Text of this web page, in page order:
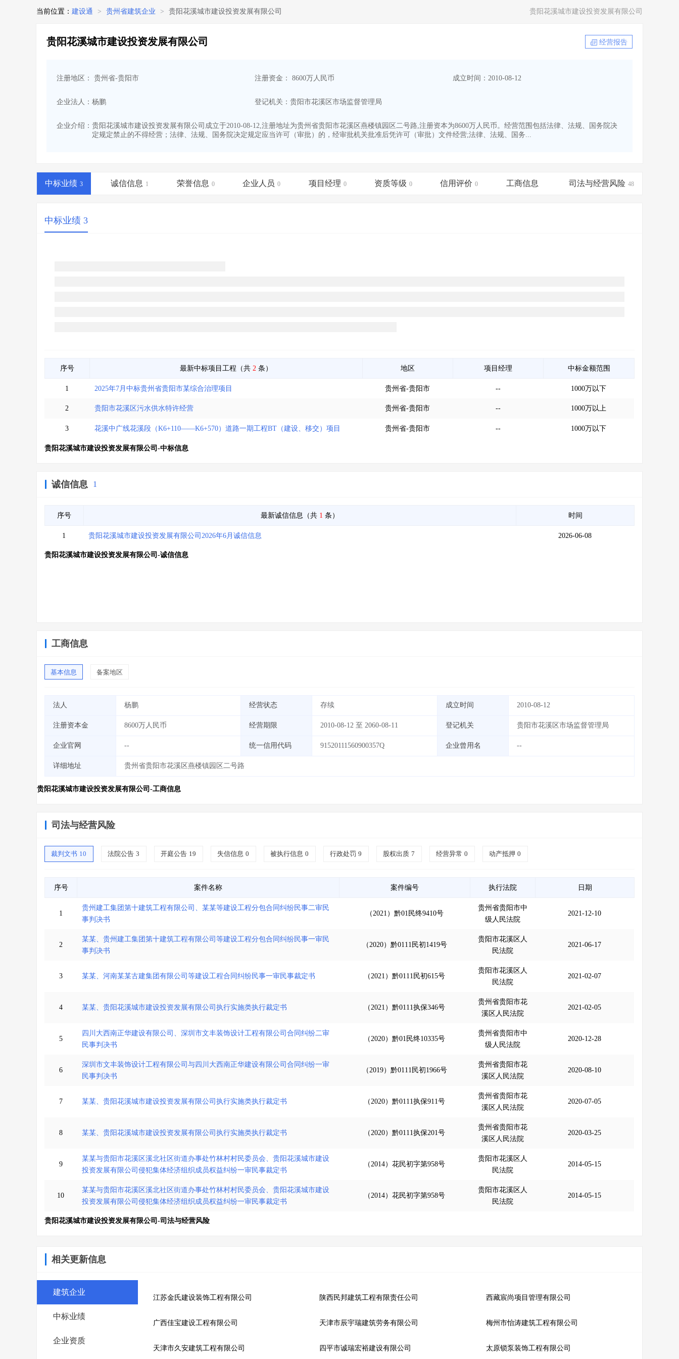
当前位置： 建设通 > 贵州省建筑企业 > 贵阳花溪城市建设投资发展有限公司 贵阳花溪城市建设投资发展有限公司
贵阳花溪城市建设投资发展有限公司 经营报告
注册地区： 贵州省-贵阳市 注册资金： 8600万人民币 成立时间：2010-08-12
企业法人：杨鹏 登记机关：贵阳市花溪区市场监督管理局
企业介绍： 贵阳花溪城市建设投资发展有限公司成立于2010-08-12,注册地址为贵州省贵阳市花溪区燕楼镇园区二号路,注册资本为8600万人民币。经营范围包括法律、法规、国务院决
定规定禁止的不得经营；法律、法规、国务院决定规定应当许可（审批）的，经审批机关批准后凭许可（审批）文件经营;法律、法规、国务...
中标业绩 3 诚信信息 1 荣誉信息 0 企业人员 0 项目经理 0 资质等级 0 信用评价 0 工商信息 司法与经营风险 48
中标业绩 3
序号 最新中标项目工程（共 2 条） 地区 项目经理 中标金额范围
1 2025年7月中标贵州省贵阳市某综合治理项目 贵州省-贵阳市 -- 1000万以下
2 贵阳市花溪区污水供水特许经营 贵州省-贵阳市 -- 1000万以上
3 花溪中广线花溪段（K6+110——K6+570）道路一期工程BT（建设、移交）项目 贵州省-贵阳市 -- 1000万以下
贵阳花溪城市建设投资发展有限公司-中标信息
诚信信息 1
序号 最新诚信信息（共 1 条） 时间
1 贵阳花溪城市建设投资发展有限公司2026年6月诚信信息 2026-06-08
贵阳花溪城市建设投资发展有限公司-诚信信息
工商信息
基本信息 备案地区
法人 杨鹏 经营状态 存续 成立时间 2010-08-12
注册资本金 8600万人民币 经营期限 2010-08-12 至 2060-08-11 登记机关 贵阳市花溪区市场监督管理局
企业官网 -- 统一信用代码 91520111560900357Q 企业曾用名 --
详细地址 贵州省贵阳市花溪区燕楼镇园区二号路
贵阳花溪城市建设投资发展有限公司-工商信息
司法与经营风险
裁判文书 10 法院公告 3 开庭公告 19 失信信息 0 被执行信息 0 行政处罚 9 股权出质 7 经营异常 0 动产抵押 0
序号 案件名称 案件编号 执行法院 日期
1
贵州建工集团第十建筑工程有限公司、某某等建设工程分包合同纠纷民事二审民
事判决书
（2021）黔01民终9410号
贵州省贵阳市中
级人民法院
2021-12-10
2
某某、贵州建工集团第十建筑工程有限公司等建设工程分包合同纠纷民事一审民
事判决书
（2020）黔0111民初1419号
贵阳市花溪区人
民法院
2021-06-17
3 某某、河南某某古建集团有限公司等建设工程合同纠纷民事一审民事裁定书 （2021）黔0111民初615号
贵阳市花溪区人
民法院
2021-02-07
4 某某、贵阳花溪城市建设投资发展有限公司执行实施类执行裁定书 （2021）黔0111执保346号
贵州省贵阳市花
溪区人民法院
2021-02-05
5
四川大西南正华建设有限公司、深圳市文丰装饰设计工程有限公司合同纠纷二审
民事判决书
（2020）黔01民终10335号
贵州省贵阳市中
级人民法院
2020-12-28
6
深圳市文丰装饰设计工程有限公司与四川大西南正华建设有限公司合同纠纷一审
民事判决书
（2019）黔0111民初1966号
贵州省贵阳市花
溪区人民法院
2020-08-10
7 某某、贵阳花溪城市建设投资发展有限公司执行实施类执行裁定书 （2020）黔0111执保911号
贵州省贵阳市花
溪区人民法院
2020-07-05
8 某某、贵阳花溪城市建设投资发展有限公司执行实施类执行裁定书 （2020）黔0111执保201号
贵州省贵阳市花
溪区人民法院
2020-03-25
9
某某与贵阳市花溪区溪北社区街道办事处竹林村村民委员会、贵阳花溪城市建设
投资发展有限公司侵犯集体经济组织成员权益纠纷一审民事裁定书
（2014）花民初字第958号
贵阳市花溪区人
民法院
2014-05-15
10
某某与贵阳市花溪区溪北社区街道办事处竹林村村民委员会、贵阳花溪城市建设
投资发展有限公司侵犯集体经济组织成员权益纠纷一审民事裁定书
（2014）花民初字第958号
贵阳市花溪区人
民法院
2014-05-15
贵阳花溪城市建设投资发展有限公司-司法与经营风险
相关更新信息
建筑企业
中标业绩
企业资质
江苏金氏建设装饰工程有限公司 陕西民邦建筑工程有限责任公司 西藏宸尚项目管理有限公司
广西佳宝建设工程有限公司 天津市辰宇瑞建筑劳务有限公司 梅州市怡涛建筑工程有限公司
天津市久安建筑工程有限公司 四平市诚瑞宏裕建设有限公司 太原锁泵装饰工程有限公司